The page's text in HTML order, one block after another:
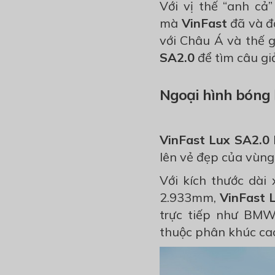
Với vị thế “anh
mà VinFast đã và
với Châu Á và thế
SA2.0 để tìm câu
Ngoại hình bóng
VinFast Lux SA2.0
lên vẻ đẹp của
Với kích thước dài
2.933mm, VinFast
trực tiếp như
thuộc phân khúc